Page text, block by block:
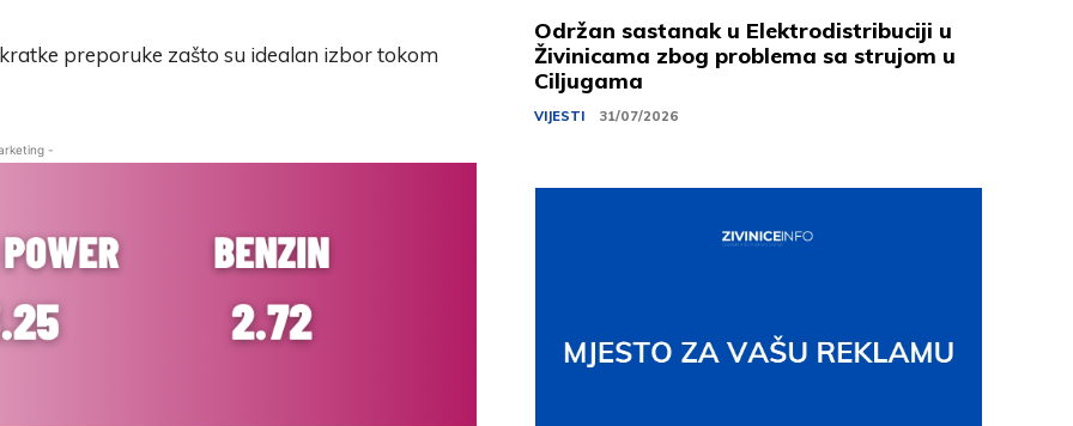
preporuke zašto su idealan izbor tokom
-
Održan sastanak u Elektrodistribuciji u
Živinicama zbog problema sa strujom u
Ciljugama
VIJESTI 31/07/2026